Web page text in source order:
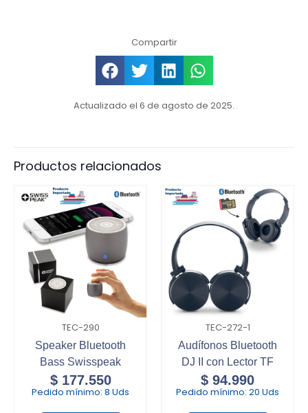
Compartir
Actualizado el 6 de agosto de 2025.
Productos relacionados
TEC-290
Speaker Bluetooth
Bass Swisspeak
$177.550
Pedido mínimo: 8 Uds
TEC-272-1
Audífonos Bluetooth
DJ II con Lector TF
$ 94.990
Pedido mínimo: 20 Uds